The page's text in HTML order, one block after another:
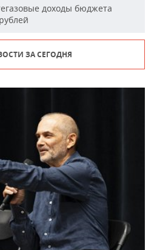
доходы бюджета
ЗА СЕГОДНЯ